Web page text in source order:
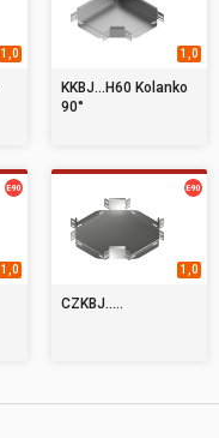
1,0 1,0
KKBJ...H60 Kolanko
90°
1,0 1,0
CZKBJ.....